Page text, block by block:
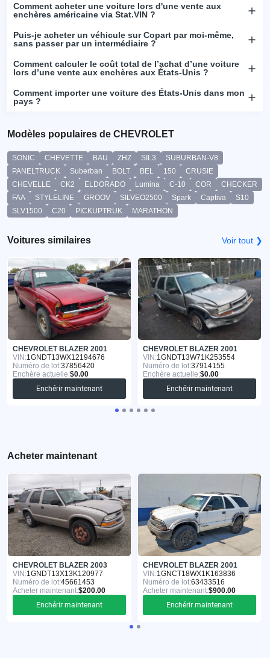
Comment acheter une voiture lors d'une vente aux
enchères américaine via Stat.VIN ?
Puis-je acheter un véhicule sur Copart par moi-même,
sans passer par un intermédiaire ?
Comment calculer le coût total de l’achat d’une voiture
lors d’une vente aux enchères aux États-Unis ?
Comment importer une voiture des États-Unis dans mon
pays ?
Modèles populaires de CHEVROLET
SONIC CHEVETTE BAU ZHZ SIL3
SUBURBAN-V8
PANELTRUCK
Suberban BOLT BEL 150
CRUSIE
CHEVELLE
CK2 ELDORADO Lumina C-10 COR
CHECKER
FAA
STYLELINE GROOV SILVEO2500 Spark Captiva
S10
SLV1500
C20 PICKUPTRUK MARATHON
Voitures similaires Voir tout ❯
CHEVROLET BLAZER 2001
VIN:1GNDT13WX12194676
Numéro de lot:37856420
Enchère actuelle:$0.00
Enchérir maintenant
CHEVROLET BLAZER 2001
VIN:1GNDT13W71K253554
Numéro de lot:37914155
Enchère actuelle:$0.00
Enchérir maintenant
Acheter maintenant
CHEVROLET BLAZER 2003
VIN:1GNDT13X13K120977
Numéro de lot:45661453
Acheter maintenant:$200.00
Enchérir maintenant
CHEVROLET BLAZER 2001
VIN:1GNCT18WX1K163836
Numéro de lot:63433516
Acheter maintenant:$900.00
Enchérir maintenant